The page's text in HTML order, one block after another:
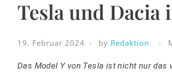
Puls Magazin
Tesla und Dacia
19. Februar 2024 by Redaktion
Das Model Y von Tesla ist nicht nur